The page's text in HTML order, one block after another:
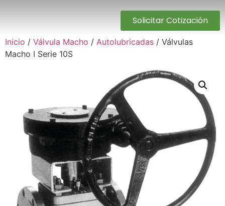
Solicitar Cotización
Inicio / Válvula Macho / Autolubricadas / Válvulas
Macho I Serie 10S